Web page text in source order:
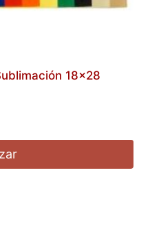
18×28